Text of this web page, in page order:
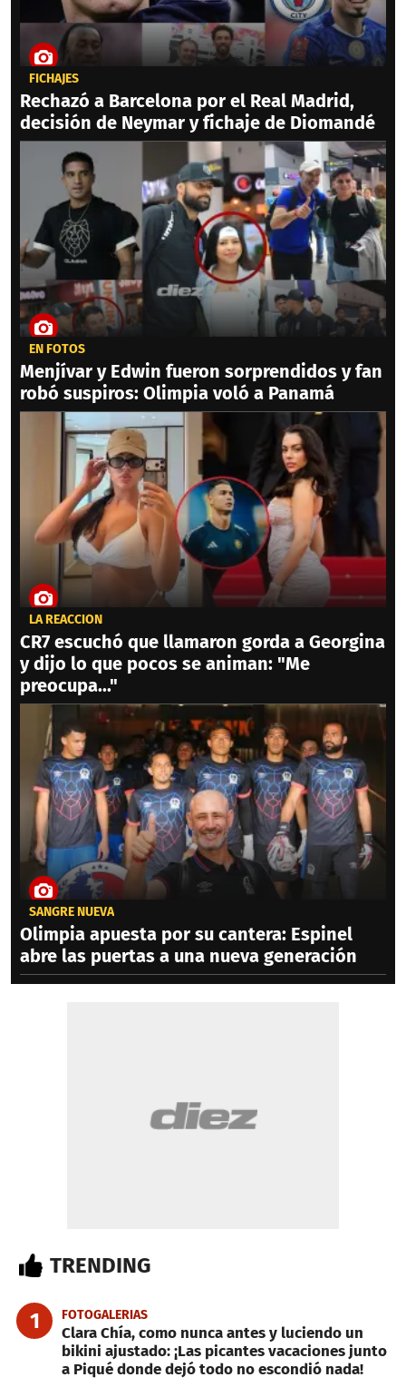
FICHAJES
Rechazó a Barcelona por el Real Madrid,
decisión de Neymar y fichaje de Diomandé
EN FOTOS
Menjívar y Edwin fueron sorprendidos y fan
robó suspiros: Olimpia voló a Panamá
LA REACCIÓN
CR7 escuchó que llamaron gorda a Georgina
y dijo lo que pocos se animan: "Me
preocupa..."
SANGRE NUEVA
Olimpia apuesta por su cantera: Espinel
abre las puertas a una nueva generación
TRENDING
1 FOTOGALERIAS
Clara Chía, como nunca antes y luciendo un
bikini ajustado: ¡Las picantes vacaciones junto
a Piqué donde dejó todo no escondió nada!